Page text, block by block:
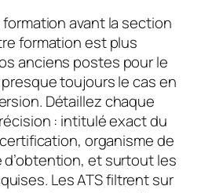
avant la section
formation est plus
anciens postes pour le
toujours le cas en
Détaillez chaque
: intitulé exact du
organisme de
et surtout les
Les ATS filtrent sur